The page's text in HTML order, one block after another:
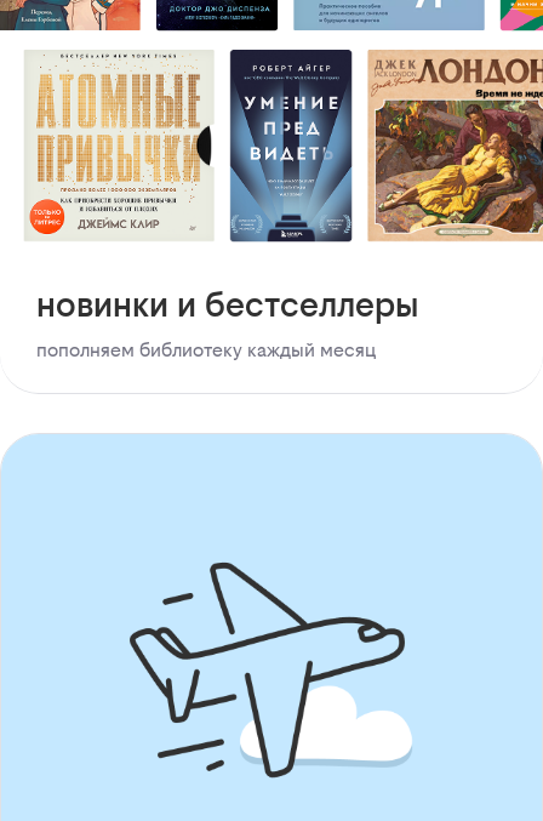
новинки и бестселлеры
пополняем библиотеку каждый месяц